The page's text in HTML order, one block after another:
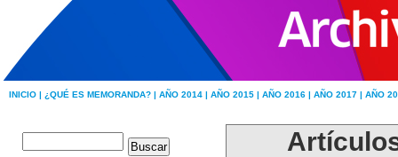
INICIO | ¿QUÉ ES MEMORANDA? | AÑO 2014 | AÑO 2015 | AÑO 2016 | AÑO 2017 | AÑO